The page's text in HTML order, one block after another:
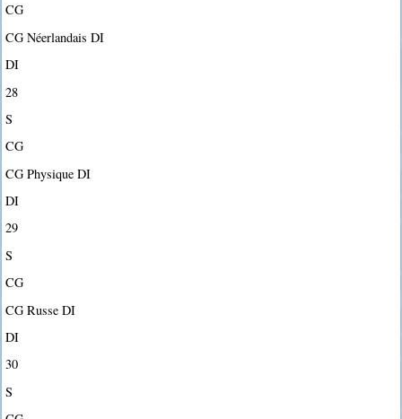
CG
CG Néerlandais DI
DI
28
S
CG
CG Physique DI
DI
29
S
CG
CG Russe DI
DI
30
S